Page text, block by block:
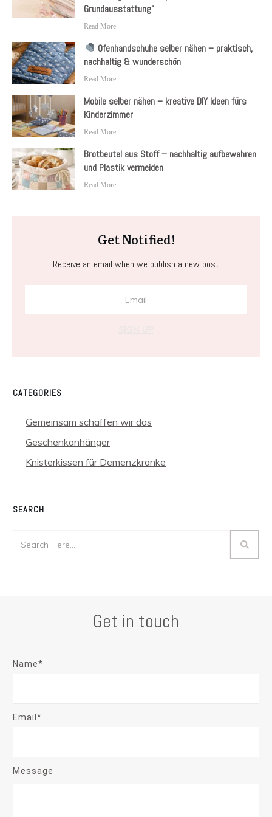
Grundausstattung“
Read More
Ofenhandschuhe selber nähen – praktisch,
nachhaltig & wunderschön
Read More
Mobile selber nähen – kreative DIY Ideen fürs
Kinderzimmer
Read More
Brotbeutel aus Stoff – nachhaltig aufbewahren
und Plastik vermeiden
Read More
Get Notified!
Receive an email when we publish a new post
CATEGORIES
Gemeinsam schaffen wir das
Geschenkanhänger
Knisterkissen für Demenzkranke
SEARCH
Get in touch
Name*
Email*
Message